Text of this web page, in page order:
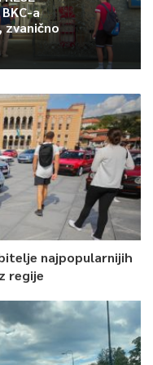
a
najpopularnijih
regije